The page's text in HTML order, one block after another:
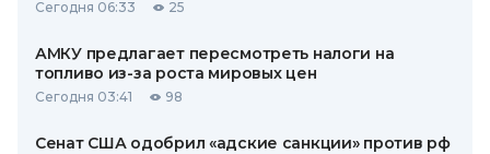
Сегодня 06:33 25
АМКУ предлагает пересмотреть налоги на
топливо из-за роста мировых цен
Сегодня 03:41 98
Сенат США одобрил «адские санкции» против рф